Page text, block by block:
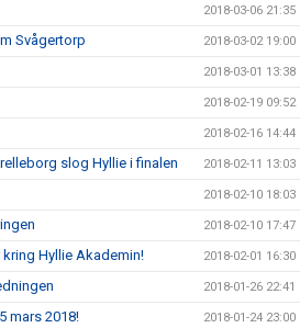
2018-03-06 21:35
Svågertorp 2018-03-02 19:00
2018-03-01 13:38
2018-02-19 09:52
2018-02-16 14:44
slog Hyllie i finalen 2018-02-11 13:03
2018-02-10 18:03
2018-02-10 17:47
Hyllie Akademin! 2018-02-01 16:30
2018-01-26 22:41
mars 2018! 2018-01-24 23:00